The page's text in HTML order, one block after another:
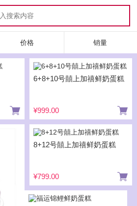
价格 销量
6+8+10号囍上加禧鲜奶蛋糕
¥999.00
8+12号囍上加禧鲜奶蛋糕
¥799.00